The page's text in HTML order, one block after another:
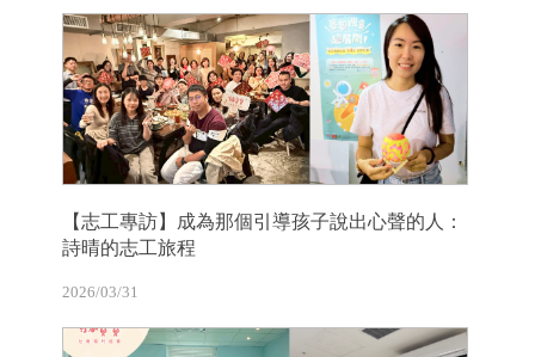
【志工專訪】成為那個引導孩子說出心聲的人：
詩晴的志工旅程
2026/03/31